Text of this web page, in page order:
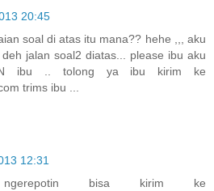
20:45
soal di atas itu mana?? hehe ,,, aku
jalan soal2 diatas... please ibu aku
ibu .. tolong ya ibu kirim ke
trims ibu ...
12:31
bisa kirim ke